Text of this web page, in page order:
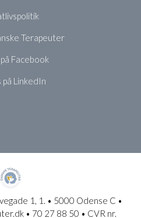
Terapeuter
Facebook
på LinkedIn
1, 1. • 5000 Odense C •
• 70 27 88 50 • CVR nr.